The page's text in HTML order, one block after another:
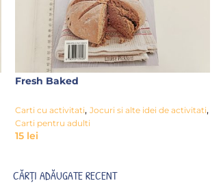
Fresh Baked
Carti cu activitati, Jocuri si alte idei de activitati,
Carti pentru adulti
15 lei
CĂRȚI ADĂUGATE RECENT